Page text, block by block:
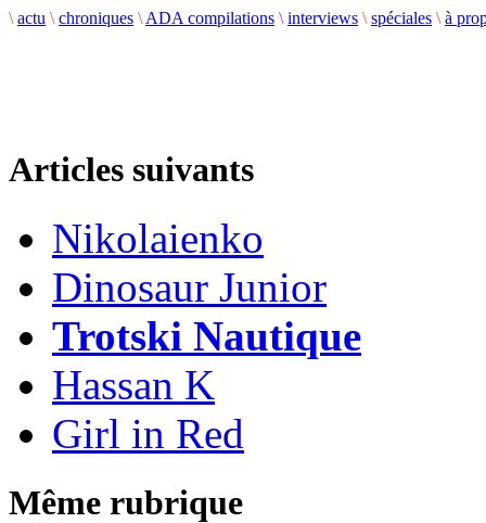
\ actu \ chroniques \ ADA compilations \ interviews \ spéciales \ à
Articles suivants
Nikolaienko
Dinosaur Junior
Trotski Nautique
Hassan K
Girl in Red
Même rubrique